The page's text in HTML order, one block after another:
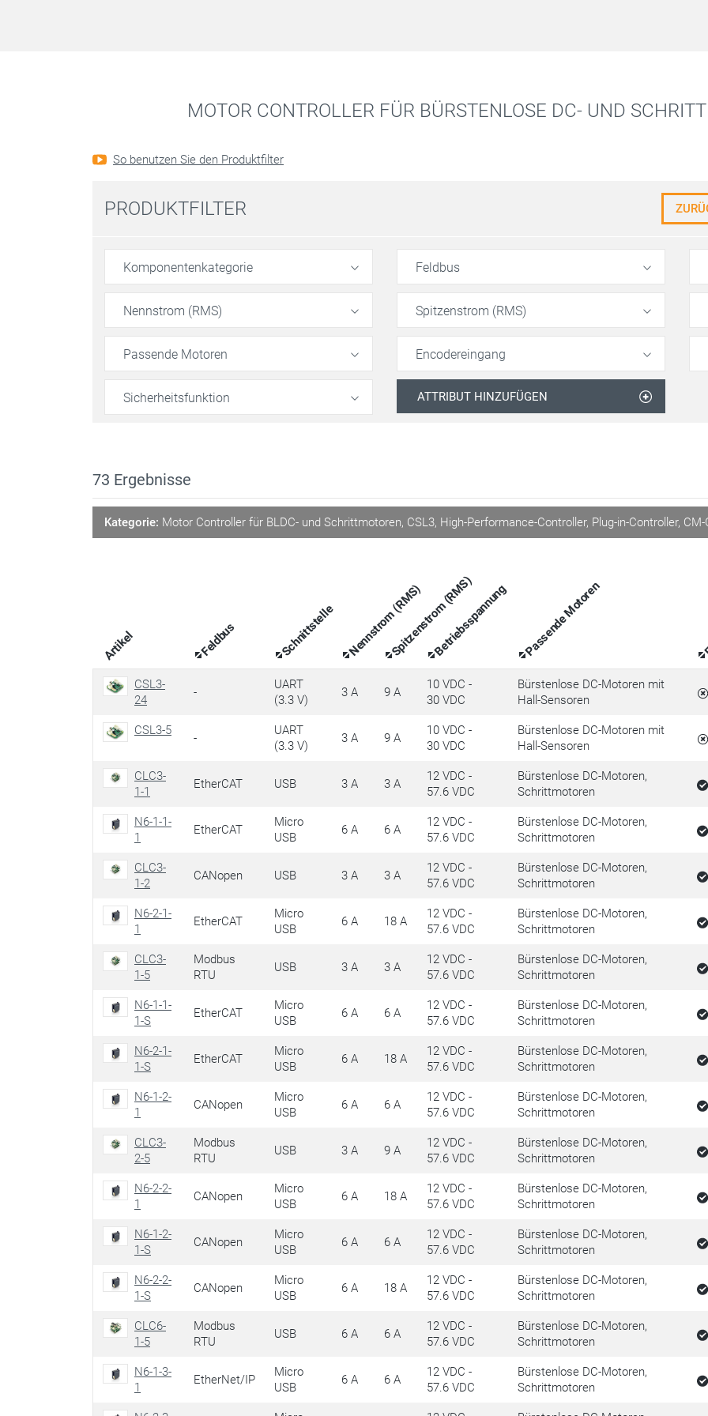
MOTOR CONTROLLER FÜR BÜRSTENLOSE DC- UND
So benutzen Sie den Produktfilter
PRODUKTFILTER
Komponentenkategorie Feldbus
Nennstrom (RMS) Spitzenstrom (RMS)
Passende Motoren Encodereingang
Sicherheitsfunktion ATTRIBUT HINZUFÜGEN
73 Ergebnisse
Kategorie: Motor Controller für BLDC- und Schrittmotoren, CSL3, High-Performance-Controller, Plug-in-Controller, CM-
Artikel Feldbus Schnittstelle Nennstrom (RMS)
Spitzenstrom (RMS)
Betriebsspannung Passende Motoren
CSL3-
24
-
UART
(3.3 V)
3 A 9 A
10 VDC -
30 VDC
Bürstenlose DC-Motoren mit
Hall-Sensoren
CSL3-5
-
UART
(3.3 V)
3 A 9 A
10 VDC -
30 VDC
Bürstenlose DC-Motoren mit
Hall-Sensoren
CLC3-
1-1
EtherCAT USB 3 A 3 A
12 VDC -
57.6 VDC
Bürstenlose DC-Motoren,
Schrittmotoren
N6-1-1-
1
EtherCAT
Micro
USB
6 A 6 A
12 VDC -
57.6 VDC
Bürstenlose DC-Motoren,
Schrittmotoren
CLC3-
1-2
CANopen USB 3 A 3 A
12 VDC -
57.6 VDC
Bürstenlose DC-Motoren,
Schrittmotoren
N6-2-1-
1
EtherCAT
Micro
USB
6 A 18 A
12 VDC -
57.6 VDC
Bürstenlose DC-Motoren,
Schrittmotoren
CLC3-
1-5
Modbus
RTU
USB 3 A 3 A
12 VDC -
57.6 VDC
Bürstenlose DC-Motoren,
Schrittmotoren
N6-1-1-
1-S
EtherCAT
Micro
USB
6 A 6 A
12 VDC -
57.6 VDC
Bürstenlose DC-Motoren,
Schrittmotoren
N6-2-1-
1-S
EtherCAT
Micro
USB
6 A 18 A
12 VDC -
57.6 VDC
Bürstenlose DC-Motoren,
Schrittmotoren
N6-1-2-
1
CANopen
Micro
USB
6 A 6 A
12 VDC -
57.6 VDC
Bürstenlose DC-Motoren,
Schrittmotoren
CLC3-
2-5
Modbus
RTU
USB 3 A 9 A
12 VDC -
57.6 VDC
Bürstenlose DC-Motoren,
Schrittmotoren
N6-2-2-
1
CANopen
Micro
USB
6 A 18 A
12 VDC -
57.6 VDC
Bürstenlose DC-Motoren,
Schrittmotoren
N6-1-2-
1-S
CANopen
Micro
USB
6 A 6 A
12 VDC -
57.6 VDC
Bürstenlose DC-Motoren,
Schrittmotoren
N6-2-2-
1-S
CANopen
Micro
USB
6 A 18 A
12 VDC -
57.6 VDC
Bürstenlose DC-Motoren,
Schrittmotoren
CLC6-
1-5
Modbus
RTU
USB 6 A 6 A
12 VDC -
57.6 VDC
Bürstenlose DC-Motoren,
Schrittmotoren
N6-1-3-
1
EtherNet/IP
Micro
USB
6 A 6 A
12 VDC -
57.6 VDC
Bürstenlose DC-Motoren,
Schrittmotoren